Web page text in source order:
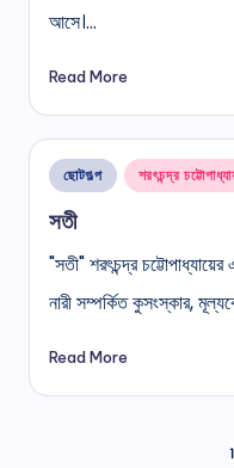
আসে।…
Read More
Posted
ছোটগল্প শরৎচন্দ্র
সতী
"সতী" শরৎচন্দ্র
নারী সম্পর্কিত কুসংস্কার,
Read More
1